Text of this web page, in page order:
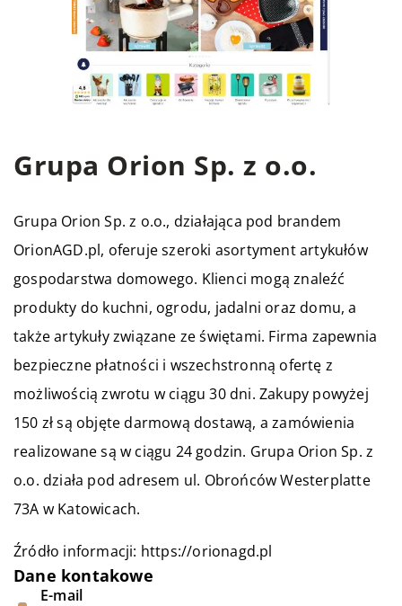
Grupa Orion Sp. z o.o.
Grupa Orion Sp. z o.o., działająca pod brandem
OrionAGD.pl, oferuje szeroki asortyment artykułów
gospodarstwa domowego. Klienci mogą znaleźć
produkty do kuchni, ogrodu, jadalni oraz domu, a
także artykuły związane ze świętami. Firma zapewnia
bezpieczne płatności i wszechstronną ofertę z
możliwością zwrotu w ciągu 30 dni. Zakupy powyżej
150 zł są objęte darmową dostawą, a zamówienia
realizowane są w ciągu 24 godzin. Grupa Orion Sp. z
o.o. działa pod adresem ul. Obrońców Westerplatte
73A w Katowicach.
Źródło informacji: https://orionagd.pl
Dane kontakowe
E-mail